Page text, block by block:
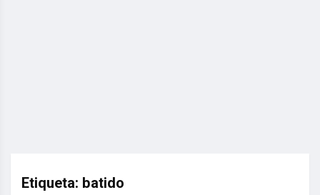
Etiqueta: batido